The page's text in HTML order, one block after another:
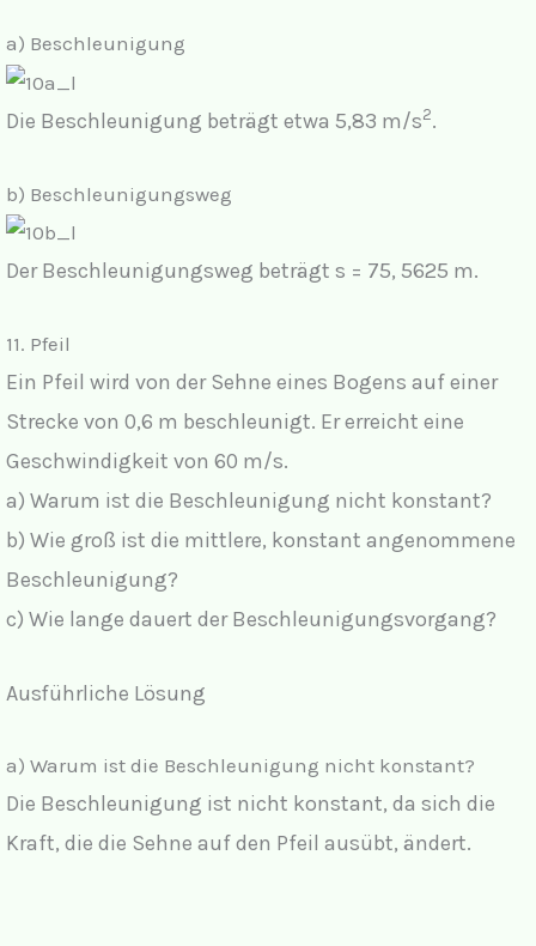
a) Beschleunigung
Die Beschleunigung beträgt etwa 5,83 m/s2.
b) Beschleunigungsweg
Der Beschleunigungsweg beträgt s = 75, 5625 m.
11. Pfeil
Ein Pfeil wird von der Sehne eines Bogens auf einer
Strecke von 0,6 m beschleunigt. Er erreicht eine
Geschwindigkeit von 60 m/s.
a) Warum ist die Beschleunigung nicht konstant?
b) Wie groß ist die mittlere, konstant angenommene
Beschleunigung?
c) Wie lange dauert der Beschleunigungsvorgang?
Ausführliche Lösung
a) Warum ist die Beschleunigung nicht konstant?
Die Beschleunigung ist nicht konstant, da sich die
Kraft, die die Sehne auf den Pfeil ausübt, ändert.